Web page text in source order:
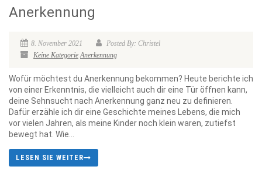
Anerkennung
8. November 2021
Posted By: Christel
Keine Kategorie Anerkennung
Wofür möchtest du Anerkennung bekommen? Heute berichte ich
von einer Erkenntnis, die vielleicht auch dir eine Tür öffnen kann,
deine Sehnsucht nach Anerkennung ganz neu zu definieren.
Dafür erzähle ich dir eine Geschichte meines Lebens, die mich
vor vielen Jahren, als meine Kinder noch klein waren, zutiefst
bewegt hat. Wie...
LESEN SIE WEITER